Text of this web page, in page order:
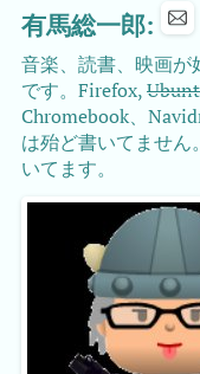
有馬総一郎:
音楽、読書、映画が
です。Firefox,
Chromebook、
は殆ど書いてませ
いてます。